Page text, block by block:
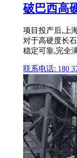
破巴西高
项目投产后,上
对于高硬度长
稳定可靠,完全
联系电话: 180